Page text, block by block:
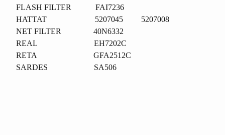
FLASH FILTER FAI7236
HATTAT 5207045 5207008
NET FILTER 40N6332
REAL EH7202C
RETA GFA2512C
SARDES SA506